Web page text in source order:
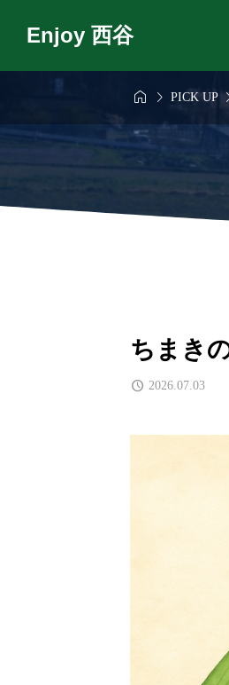
Enjoy 西谷

  PICK UP
ちまき
2026.07.03